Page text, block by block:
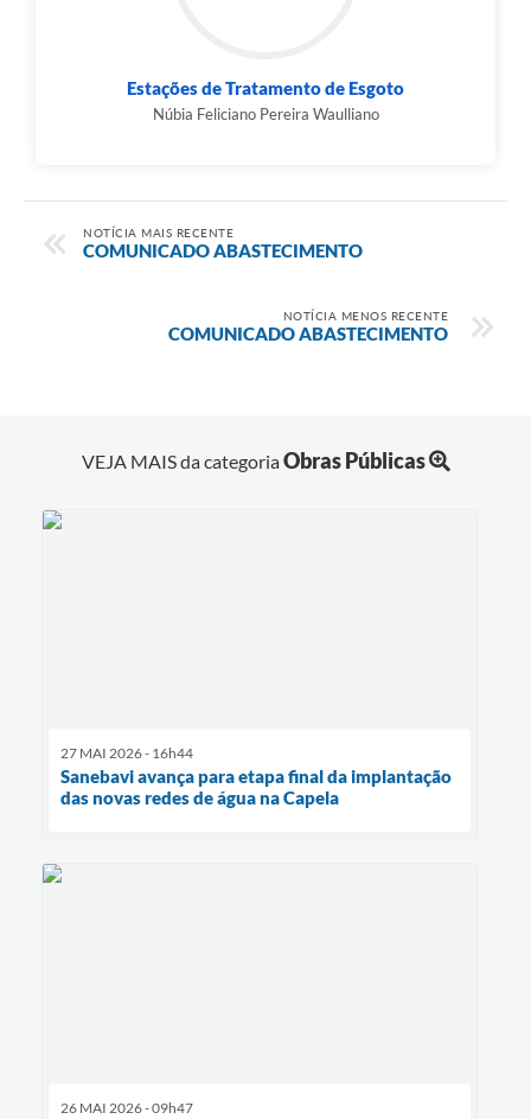
Estações de Tratamento de Esgoto
Núbia Feliciano Pereira Waulliano
NOTÍCIA MAIS RECENTE
COMUNICADO ABASTECIMENTO
NOTÍCIA MENOS RECENTE
COMUNICADO ABASTECIMENTO
VEJA MAIS da categoriaObras Públicas
27 MAI 2026 - 16h44
Sanebavi avança para etapa final da implantação
das novas redes de água na Capela
26 MAI 2026 - 09h47